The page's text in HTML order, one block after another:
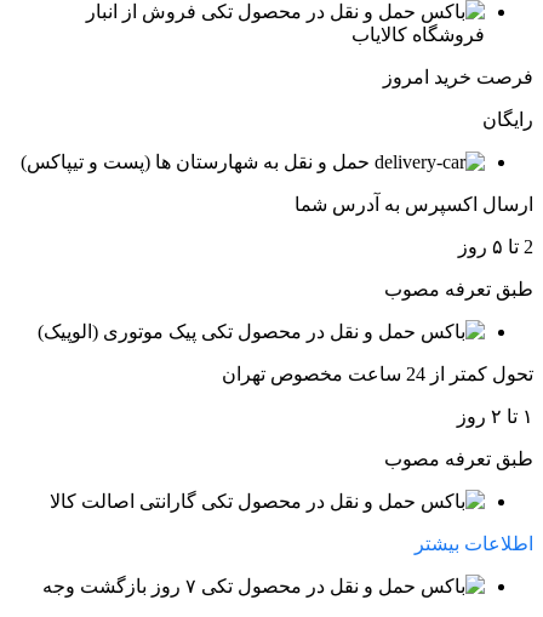
فروش از انبار
فروشگاه کالایاب
فرصت خرید امروز
رایگان
حمل و نقل به شهارستان ها (پست و تیپاکس)
ارسال اکسپرس به آدرس شما
2 تا ۵ روز
طبق تعرفه مصوب
پیک موتوری (الوپیک)
تحول کمتر از 24 ساعت مخصوص تهران
۱ تا ۲ روز
طبق تعرفه مصوب
گارانتی اصالت کالا
اطلاعات بیشتر
۷ روز بازگشت وجه